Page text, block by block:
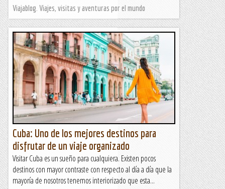
Viajablog. Viajes, visitas y aventuras por el mundo
Cuba: Uno de los mejores destinos para
disfrutar de un viaje organizado
Visitar Cuba es un sueño para cualquiera. Existen pocos
destinos con mayor contraste con respecto al día a día que la
mayoría de nosotros tenemos interiorizado que esta...